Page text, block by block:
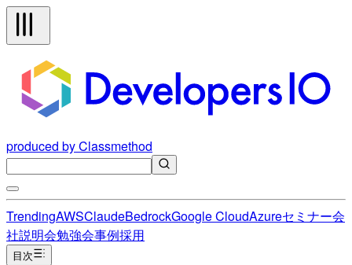
produced by Classmethod
TrendingAWSClaudeBedrockGoogle CloudAzureセミナー会
社説明会勉強会事例採用
目次